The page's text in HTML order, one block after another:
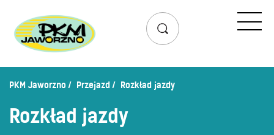
Przejazd
Lista przystanków
Zaplanuj podróż – wyszukiwarka połączeń
Mapa przystanków i połączeń
PKM Jaworzno Przejazd Rozkład jazdy
Rozkład jazdy